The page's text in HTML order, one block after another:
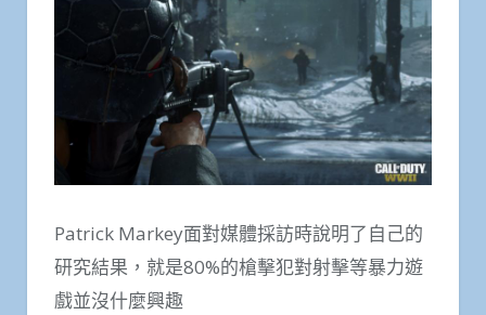
Patrick Markey面對媒體採訪時說明了自己的
研究結果，就是80%的槍擊犯對射擊等暴力遊
戲並沒什麼興趣